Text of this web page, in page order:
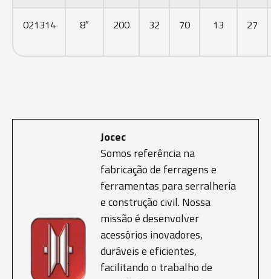
021314 8″ 200 32 70 13 27
Jocec
Somos referência na
fabricação de ferragens e
ferramentas para serralheria
e construção civil. Nossa
missão é desenvolver
acessórios inovadores,
duráveis e eficientes,
facilitando o trabalho de